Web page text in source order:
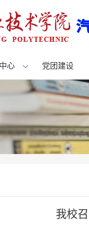
心 党团建设
我校